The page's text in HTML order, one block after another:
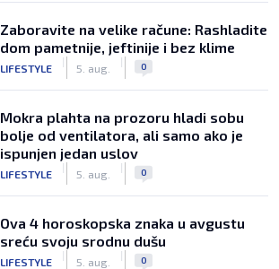
Zaboravite na velike račune: Rashladite
dom pametnije, jeftinije i bez klime
LIFESTYLE
|
5. aug.
| 0
Mokra plahta na prozoru hladi sobu
bolje od ventilatora, ali samo ako je
ispunjen jedan uslov
LIFESTYLE
|
5. aug.
| 0
Ova 4 horoskopska znaka u avgustu
sreću svoju srodnu dušu
LIFESTYLE
|
5. aug.
| 0